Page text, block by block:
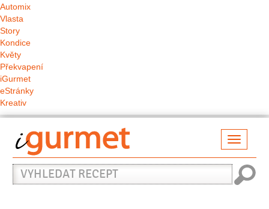
Automix
Vlasta
Story
Kondice
Květy
Překvapení
iGurmet
eStránky
Kreativ
Vyhledat
recept